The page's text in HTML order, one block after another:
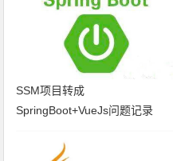
SSM项目转成
SpringBoot+VueJs问题记录